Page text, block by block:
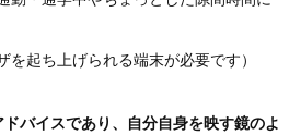
を起ち上げられる端末が必要です）
バイスであり、自分自身を映す鏡のよ